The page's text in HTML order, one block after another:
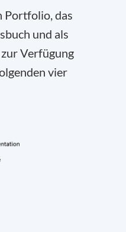
Portfolio, das
und als
Verfügung
vier